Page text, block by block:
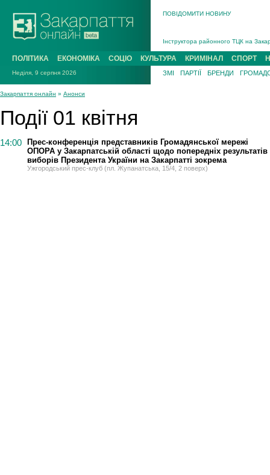
ПОВІДОМИТИ НОВИНУ
Інструктора районного ТЦК на
В Ужгороді попрощаються із
В Ужгороді 5 серпня
Підтвердили загибель захисника
ПОЛІТИКА ЕКОНОМІКА СОЦІО КУЛЬТУРА КРИМІНАЛ СПОРТ
Неділя, 9 серпня 2026 ЗМІ ПАРТІЇ БРЕНДИ
Закарпаття онлайн » Анонси
Події 01 квітня
14:00
Прес-конференція представників Громадянської мережі
ОПОРА у Закарпатській області щодо попередніх результатів
виборів Президента України на Закарпатті зокрема
Ужгородський прес-клуб (пл. Жупанатська, 15/4, 2 поверх)